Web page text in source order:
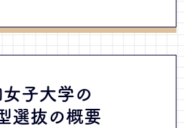
女子大学の
選抜の概要